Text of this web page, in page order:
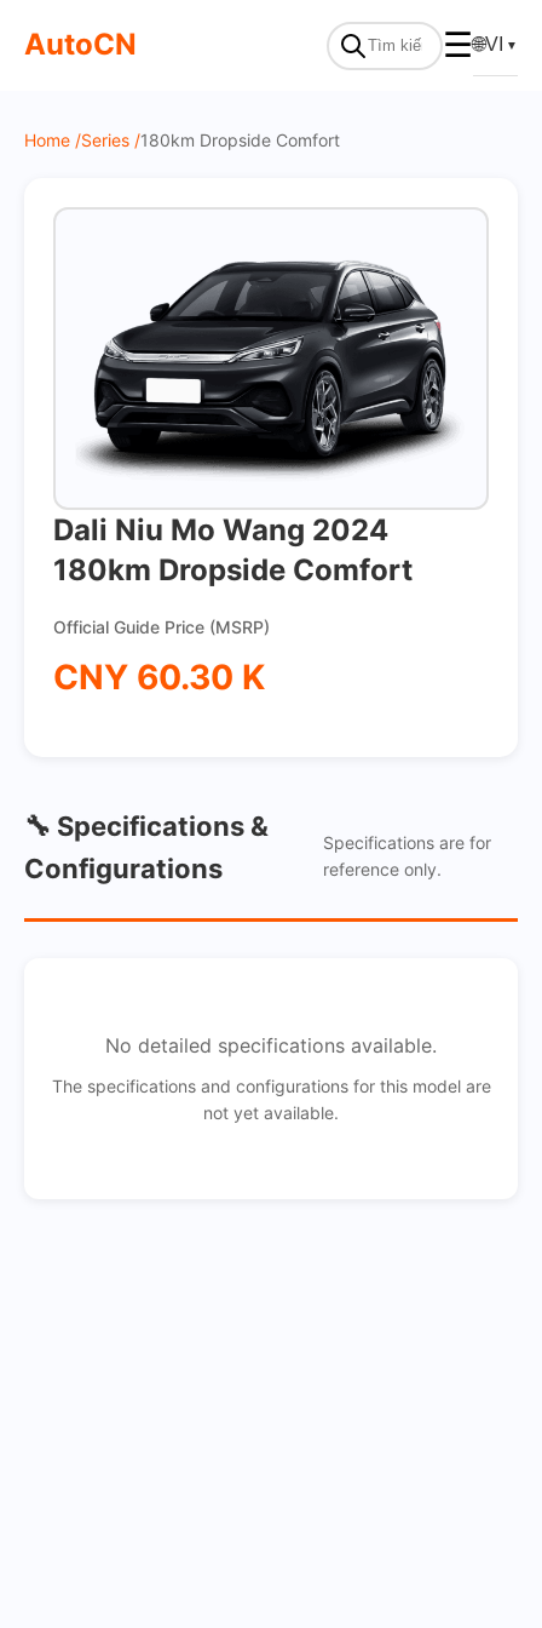
AutoCN ☰🌐VI ▼
Home /Series /180km Dropside Comfort
Dali Niu Mo Wang 2024
180km Dropside Comfort
Official Guide Price (MSRP)
CNY 60.30 K
On Sale
🔧 Specifications &
Configurations
Specifications are for
reference only.
No detailed specifications available.
The specifications and configurations for this model are
not yet available.